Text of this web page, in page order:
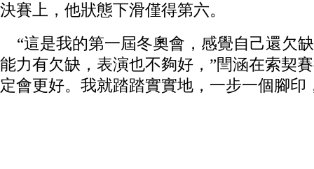
決賽上，他狀態下滑僅得第六。
“這是我的第一屆冬奧會，感覺自己還欠
能力有欠缺，表演也不夠好，”閆涵在索契
定會更好。我就踏踏實實地，一步一個腳印